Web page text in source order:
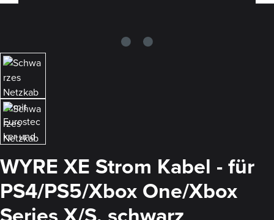
WYRE XE Strom Kabel - für
PS4/PS5/Xbox One/Xbox